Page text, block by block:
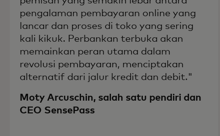
pengalaman pembayaran online yang
lancar dan proses di toko yang sering
kali kikuk. Perbankan terbuka akan
memainkan peran utama dalam
revolusi pembayaran, menciptakan
alternatif dari jalur kredit dan debit."
Moty Arcuschin, salah satu pendiri dan
CEO SensePass